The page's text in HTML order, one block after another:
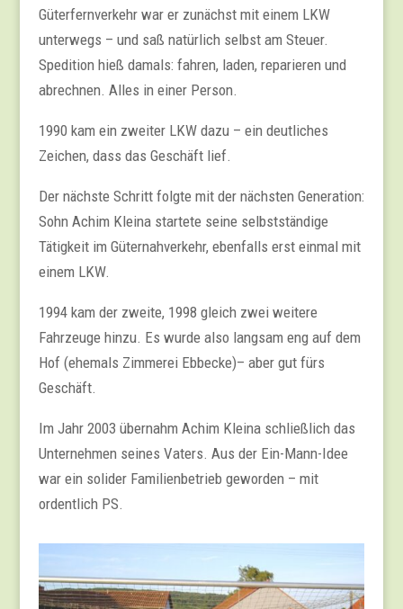
Güterfernverkehr war er zunächst mit einem LKW
unterwegs – und saß natürlich selbst am Steuer.
Spedition hieß damals: fahren, laden, reparieren und
abrechnen. Alles in einer Person.
1990 kam ein zweiter LKW dazu – ein deutliches
Zeichen, dass das Geschäft lief.
Der nächste Schritt folgte mit der nächsten Generation:
Sohn Achim Kleina startete seine selbstständige
Tätigkeit im Güternahverkehr, ebenfalls erst einmal mit
einem LKW.
1994 kam der zweite, 1998 gleich zwei weitere
Fahrzeuge hinzu. Es wurde also langsam eng auf dem
Hof (ehemals Zimmerei Ebbecke)– aber gut fürs
Geschäft.
Im Jahr 2003 übernahm Achim Kleina schließlich das
Unternehmen seines Vaters. Aus der Ein-Mann-Idee
war ein solider Familienbetrieb geworden – mit
ordentlich PS.